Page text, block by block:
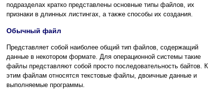
подразделах кратко представлены основные типы файлов, их
признаки в длинных листингах, а также способы их создания.
Обычный файл
Представляет собой наиболее общий тип файлов, содержащий
данные в некотором формате. Для операционной системы такие
файлы представляют собой просто последовательность байтов. К
этим файлам относятся текстовые файлы, двоичные данные и
выполняемые программы.